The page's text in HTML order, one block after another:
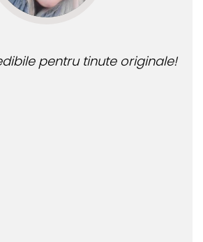
pentru tinute originale!